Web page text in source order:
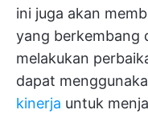
ini juga akan
yang berkembang
melakukan
dapat
kinerja untuk